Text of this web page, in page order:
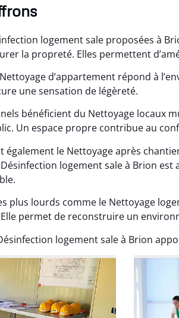
logement sale proposées à
la propreté. Elles permettent
d’appartement répond à
une sensation de légèreté.
bénéficient du Nettoyage locaux
Un espace propre contribue au
également le Nettoyage après
logement sale à Brion
plus lourds comme le Nettoyage
permet de reconstruire un
logement sale à Brion
15 décembre 2025
très réussi. Tout a été remis
en état rapidement et